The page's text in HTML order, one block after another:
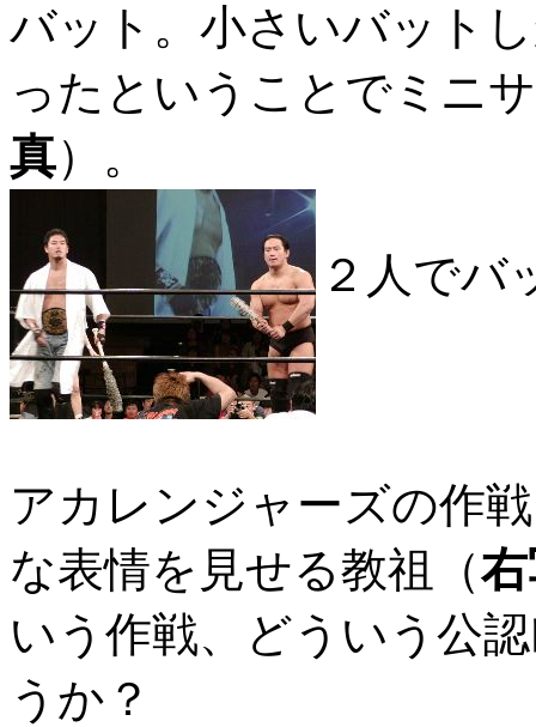
バット。小さいバット
ったということでミニ
真）。
２人でバ
アカレンジャーズの作
な表情を見せる教祖（
いう作戦、どういう公
うか？